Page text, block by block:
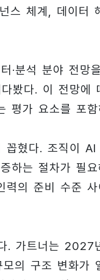
스 체계, 데이터
·분석 분야 전
봤다. 이 전망
평가 요소를 포함
혔다. 조직이
하는 절차가 필
의 준비 수준
. 가트너는
의 구조 변화가